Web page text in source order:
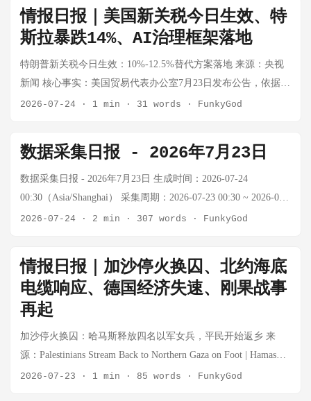
治化利用，影响欧洲移民政策和内政走向。 💰 特朗普关税：
以"强迫劳动"为名，绕过国会？ 原文链接：Trump's tariffs based
on forced-labor argument 核心事实： 特朗普政府以"强迫劳动"为
由，对超过60个国家征收10%-12.5%的进口关税，覆盖99%的美
国进口商品 此举恰逢最高法院否决的全球关税令到期，小企业
已提起诉讼，指控政府绕过国会 各国反应强烈，普遍认为美国
（1974年《贸易法》第301条）单边制裁60国，本质上是贸易战
工具的重新包装。值得关注的是，中国、越南、墨西哥等主要
供应链国家均受影响，普通消费者将承担更高进口成本。最高
法院此前已判定全球关税违宪，这次换个"强迫劳动"的包装能撑
多久，值得观察。对中国而言，这意味着贸易战进入新阶段
为对美军在也门空袭的报复 以色列在西岸大规模逮捕 超过70名
嫌疑人被扣押此前定居者暴力事件 法国、西班牙野火 25万人撤
离，波尔多面临威胁 埃博拉疫情 刚果病例近3000例，超1300人
死亡，医疗工作者罢工加剧危机 数据来源：AP News、
度寻找替代供应 印度寻找安哥拉、委内瑞拉原油以应对中东供
应枯竭 中国抢购俄油 中国抢购俄罗斯原油，应对中东供应风险
第七次原油招标，尽管霍尔木兹/红海风险上升 原油突破$100 供
应危机深化，油价突破$100 厄尔尼诺通胀风险 石油冲击可能将
超级厄尔尼诺转化为通胀问题 巴基斯坦运输罢工 巴基斯坦运输
设施等。阿联酋向行动提供了情报和防空支援。 背景：伊朗近
几周多次打击位于巴林和科威特的美军基地，两国在遭受攻击
后选择以军事行动回应，而非继续被动挨打。科威特驻美大使
随后否认参战，但美方报道的可信度较高。 分析：这一事件具
压力下被迫明确选边 中东正在形成以伊朗为核心的"抵抗轴
态。 🔴 二、乌克兰打击里海伊朗军援船只——伊朗物流链首度
输船只 核心事实：乌克兰总统泽连斯基7月25日宣布，乌军对俄
罗斯境内多个地区发动远程打击，包括里海海域载有伊朗军事
货物的船只及一艘俄军舰艇。此外，基洛夫（距乌边境约1200
公里）的武器工厂、秋明炼油厂、叶卡捷琳堡物流设施、顿河
畔罗斯托夫燃油仓库均遭到打击。 分析：伊朗通过里海航线向
俄罗斯提供武器已成为公开秘密，乌方此前已有预警。此番将
伊朗军援船只纳入打击清单，意味着： 乌克兰将伊朗直接纳入
$88.89/桶 -3.58% oilprice.com实时数据（7/24），昨日暴涨后回
调 布伦特 $96.36/桶 -4.30% oilprice.com，回撤至$100下方
Murban $96.70/桶 -9.77% oilprice.com，昨日+20.71%后大幅回落
上证指数 数据暂缺 — Tavily额度耗尽，A股数据无法获取
今日出现回调，原油全品种下跌。 🌍 地缘政治与宏观 今日重要
政策动向： 事件 详情 欧洲央行利率决议 7/24欧洲央行宣布降
息25bp，符合市场预期，欧元小幅走弱 中东局势反复 伊朗/胡塞
财报，市场情绪有所分化 市场背景： WTI从昨日$92.73回落至
$88.89，单日-3.58%，但两日累计仍上涨约+2.5% 布伦特从
$101.10回落至$96.36，跌破$100心理关口 Murban从$108.0暴跌
油-3.17%，汽油-2.67%，全品种回调 欧洲央行降息确认，美元
走强施压大宗商品 ₿ 加密货币 状态：外部价格
API（Tavily/Firecrawl/CoinGecko/CNBC）额度全部耗尽，BTC
情报日报｜美国新关税今日生效、特
斯拉暴跌14%、AI治理框架落地
特朗普新关税今日生效：10%-12.5%替代方案落地 来源：央视
新闻 核心事实：美国贸易代表办公室7月23日发布公告，依据
《1974年贸易法》第301条，以所谓"强迫劳动"为由对数十个国
普政府在美国最高法院否决其最大规模关税措施后，转而采用
临时10%全球关税措施。 分析：这是特朗普关税政策的"降级
版"——从全面对等关税收缩到针对性301条款关税。表面是法
律策略调整，实质是承受不起供应链重构的代价。10%的基础税
存在感，同时避免了通胀失控的直接冲击。真正的悬念在于：
三个月临时关税到期后，白宫会否再次"升级"？ 美股科技股集
体崩跌：特斯拉创2025年以来最大单日跌幅 来源：36氪 核心事
跌超3%，英特尔、微软跌超2%，苹果、英伟达跌超1%。 分
2026-07-24 · 1 min · 31 words · FunkyGod
数据采集日报 - 2026年7月23日
数据采集日报 - 2026年7月23日 生成时间：2026-07-24
00:30（Asia/Shanghai） 采集周期：2026-07-23 00:30 ~ 2026-07-
24 00:30（24小时） 📊 今日市场概览 资产 价格 24h涨跌幅 关键
$92.73/桶 +6.79% oilprice.com实时数据（7/23） 布伦特 $101.10/
桶 +7.43% oilprice.com，中东地缘溢价加速注入 Murban $108.0/
桶 +20.71% oilprice.com，阿联酋基准大幅跳涨 上证指数 数据
待确认 — 7/23为正常交易日，数据待确认 USD/CNY — — API
2026-07-24 · 2 min · 307 words · FunkyGod
情报日报｜加沙停火换囚、北约海底
电缆响应、德国经济失速、刚果战事
再起
加沙停火换囚：哈马斯释放四名以军女兵，平民开始返乡 来
源：Palestinians Stream Back to Northern Gaza on Foot | Hamas
Releases Four Female Israeli Soldiers Under Gaza Cease-Fire Deal
2026-07-23 · 1 min · 85 words · FunkyGod